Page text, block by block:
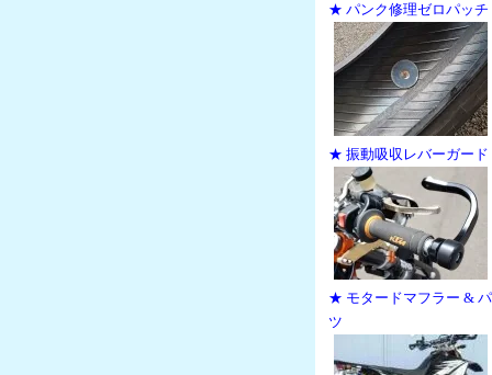
★ パンク修理ゼロパッチ
★ 振動吸収レバーガード
★ モタードマフラー &
ツ